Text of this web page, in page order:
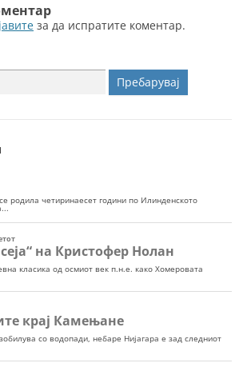
за да испратите коментар.